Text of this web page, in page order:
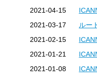
2021-04-15
2021-03-17
ルー
2021-02-15
2021-01-21
2021-01-08